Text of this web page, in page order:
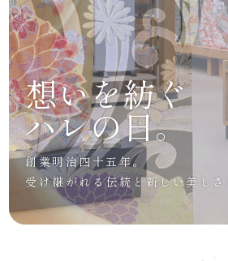
想いを紡ぐ
ハレの日。
創業明治四十五年。
受け継がれる伝統と新しい美しさ